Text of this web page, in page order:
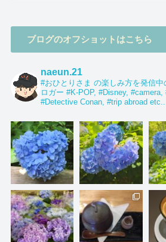
ブログのオフショットはこちら
naeun.21
#おひとりさま の楽しみ方を発信中
ロガー #K-POP, #Disney, #camera,
#Detective Conan, #trip abroad